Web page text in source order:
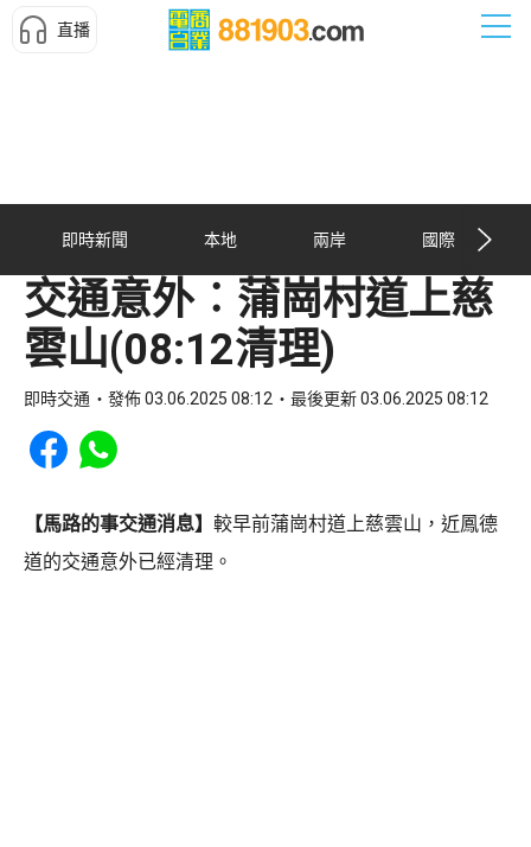
直播
即時新聞 本地 兩岸 國際
交通意外︰蒲崗村道上慈
雲山(08:12清理)
即時交通 發佈 03.06.2025 08:12 最後更新 03.06.2025 08:12
Share to Facebook
Share to WhatsApp
【馬路的事交通消息】 較早前蒲崗村道上慈雲山，近鳳德
道的交通意外已經清理。